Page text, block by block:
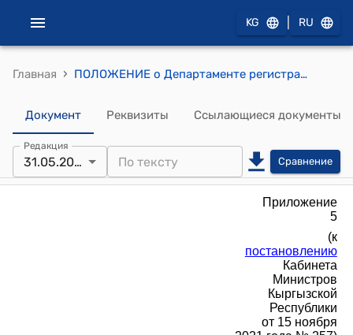
KG RU
Главная › ПОЛОЖЕНИЕ о Департаменте регистрации населения и актов гражданского состояния при Министерстве цифрового развития Кыргызской Республики (к постановлению Кабинета Министров КР от 15 ноября 2021 года № 257)
Документ Реквизиты Ссылающиеся документы
Редакция
31.05.2022 Сравнение